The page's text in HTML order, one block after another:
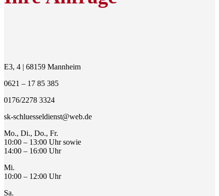
E3, 4 | 68159 Mannheim
0621 – 17 85 385
0176/2278 3324
sk-schluesseldienst@web.de
Mo., Di., Do., Fr.
10:00 – 13:00 Uhr sowie
14:00 – 16:00 Uhr
Mi.
10:00 – 12:00 Uhr
Sa.